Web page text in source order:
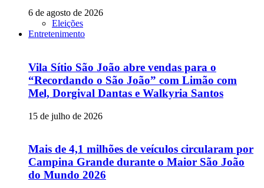
6 de agosto de 2026
Eleições
Entretenimento
Vila Sítio São João abre vendas para o
“Recordando o São João” com Limão com
Mel, Dorgival Dantas e Walkyria Santos
15 de julho de 2026
Mais de 4,1 milhões de veículos circularam por
Campina Grande durante o Maior São João
do Mundo 2026